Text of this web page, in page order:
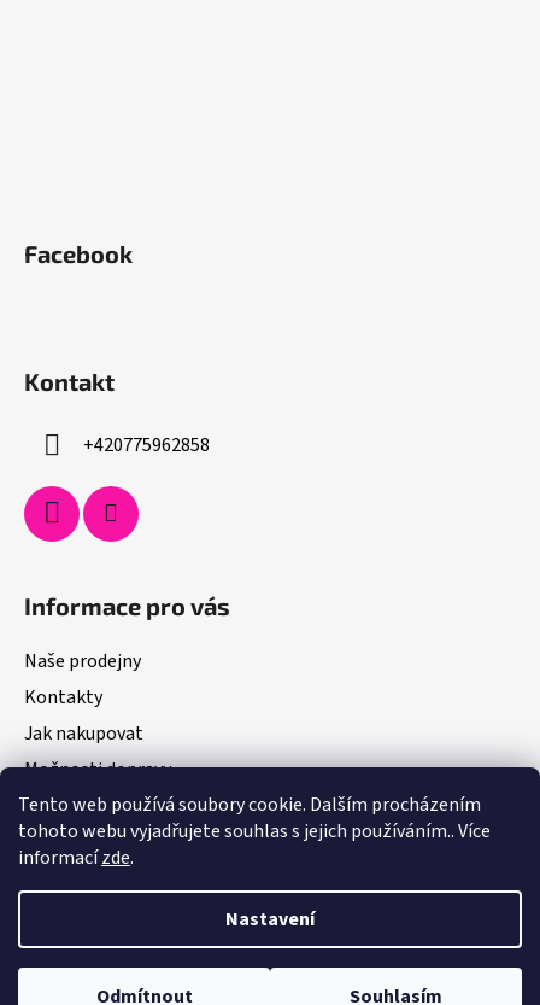
Tento web používá soubory cookie. Dalším procházením
tohoto webu vyjadřujete souhlas s jejich používáním.. Více
informacízde.
Nastavení
Odmítnout Souhlasím
Facebook
Kontakt
+420775962858
Informace pro vás
Naše prodejny
Kontakty
Jak nakupovat
Možnosti dopravy
Obchodní podmínky
Podmínky ochrany osobních údajů
Vytvořil Shoptet